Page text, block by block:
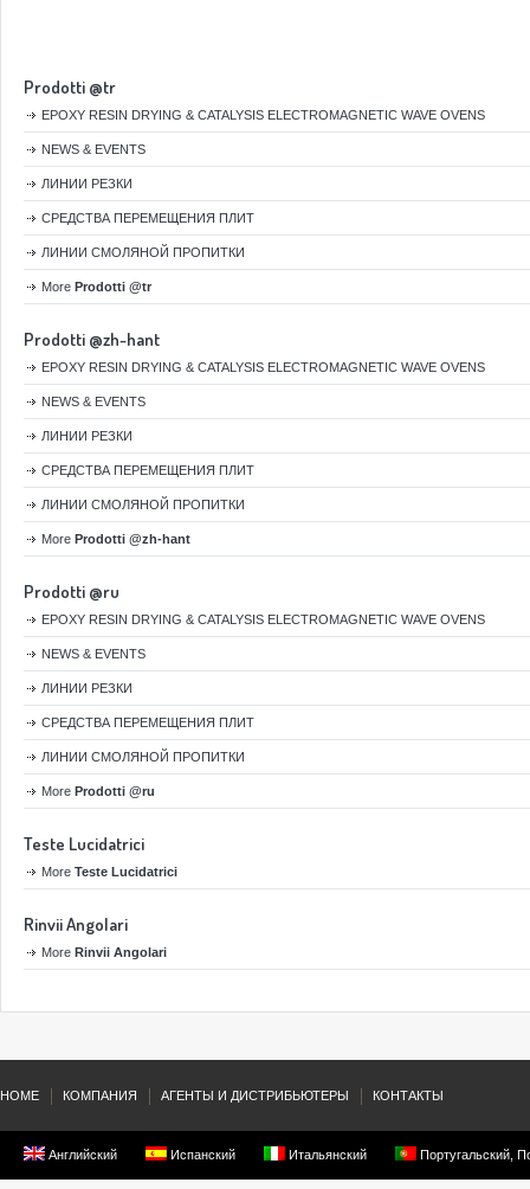
Prodotti @tr
EPOXY RESIN DRYING & CATALYSIS ELECTROMAGNETIC WAVE OVENS
NEWS & EVENTS
ЛИНИИ РЕЗКИ
СРЕДСТВА ПЕРЕМЕЩЕНИЯ ПЛИТ
ЛИНИИ СМОЛЯНОЙ ПРОПИТКИ
More Prodotti @tr
Prodotti @zh-hant
EPOXY RESIN DRYING & CATALYSIS ELECTROMAGNETIC WAVE OVENS
NEWS & EVENTS
ЛИНИИ РЕЗКИ
СРЕДСТВА ПЕРЕМЕЩЕНИЯ ПЛИТ
ЛИНИИ СМОЛЯНОЙ ПРОПИТКИ
More Prodotti @zh-hant
Prodotti @ru
EPOXY RESIN DRYING & CATALYSIS ELECTROMAGNETIC WAVE OVENS
NEWS & EVENTS
ЛИНИИ РЕЗКИ
СРЕДСТВА ПЕРЕМЕЩЕНИЯ ПЛИТ
ЛИНИИ СМОЛЯНОЙ ПРОПИТКИ
More Prodotti @ru
Teste Lucidatrici
More Teste Lucidatrici
Rinvii Angolari
More Rinvii Angolari
HOME КОМПАНИЯ АГЕНТЫ И ДИСТРИБЬЮТЕРЫ КОНТАКТЫ
Английский Испанский Итальянский Португальский,